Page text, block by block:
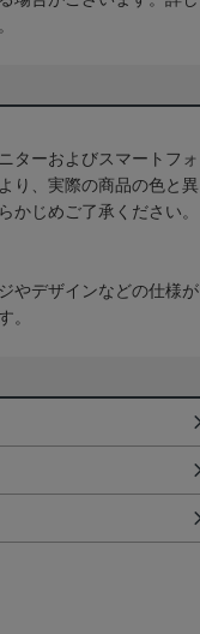
ターおよびスマートフォ
り、実際の商品の色と異
かじめご了承ください。
やデザインなどの仕様が
。